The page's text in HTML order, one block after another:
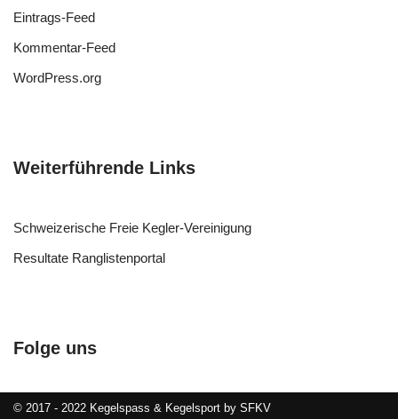
Eintrags-Feed
Kommentar-Feed
WordPress.org
Weiterführende Links
Schweizerische Freie Kegler-Vereinigung
Resultate Ranglistenportal
Folge uns
© 2017 - 2022 Kegelspass & Kegelsport by SFKV